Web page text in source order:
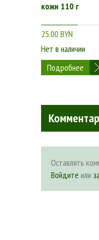
кожи 110 г
25.00 BYN
Нет в наличии
Подробнее
Оставлять
Войдите или